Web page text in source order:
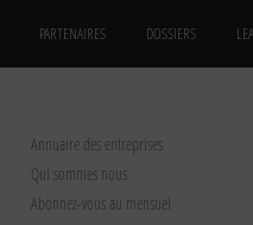
PARTENAIRES DOSSIERS
Annuaire des entreprises
Qui sommes nous
Abonnez-vous au mensuel